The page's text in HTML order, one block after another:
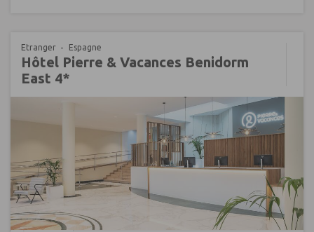
Etranger Espagne
Hôtel Pierre & Vacances Benidorm
East 4*